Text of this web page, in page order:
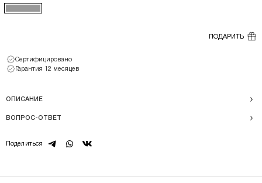
ПОДАРИТЬ
Сертифицировано
Гарантия 12 месяцев
ОПИСАНИЕ
ВОПРОС-ОТВЕТ
Поделиться telegramwhatsapp
vk